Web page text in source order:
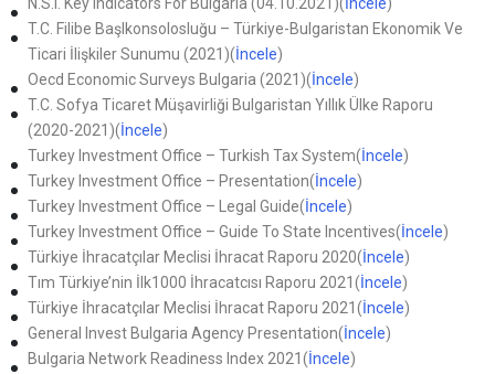
T.C. Filibe Başlkonsolosluğu – Türkiye-Bulgaristan Ekonomik Ve
Ticari İlişkiler Sunumu (2021)(İncele)
Oecd Economic Surveys Bulgaria (2021)(İncele)
T.C. Sofya Ticaret Müşavirliği Bulgaristan Yıllık Ülke Raporu
(2020-2021)(İncele)
Turkey Investment Office – Turkish Tax System(İncele)
Turkey Investment Office – Presentation(İncele)
Turkey Investment Office – Legal Guide(İncele)
Turkey Investment Office – Guide To State Incentives(İncele)
Türkiye İhracatçılar Meclisi İhracat Raporu 2020(İncele)
Tım Türkiye’nin İlk1000 İhracatcısı Raporu 2021(İncele)
Türkiye İhracatçılar Meclisi İhracat Raporu 2021(İncele)
General Invest Bulgaria Agency Presentation(İncele)
Bulgaria Network Readiness Index 2021(İncele)